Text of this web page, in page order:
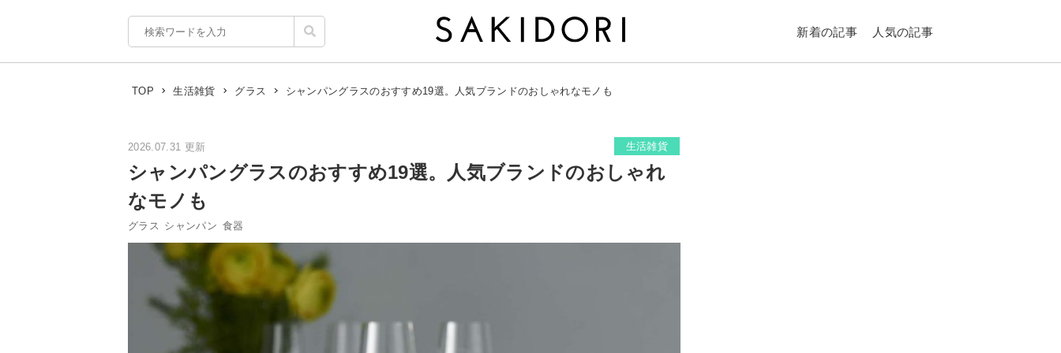
新着の記事 人気の記事
TOP 生活雑貨 グラス シャンパングラスのおすすめ19選。人気ブランドのおしゃれなモノも
2026.07.31 更新 生活雑貨
シャンパングラスのおすすめ19選。人気ブランドのおしゃれ
なモノも
グラス シャンパン 食器